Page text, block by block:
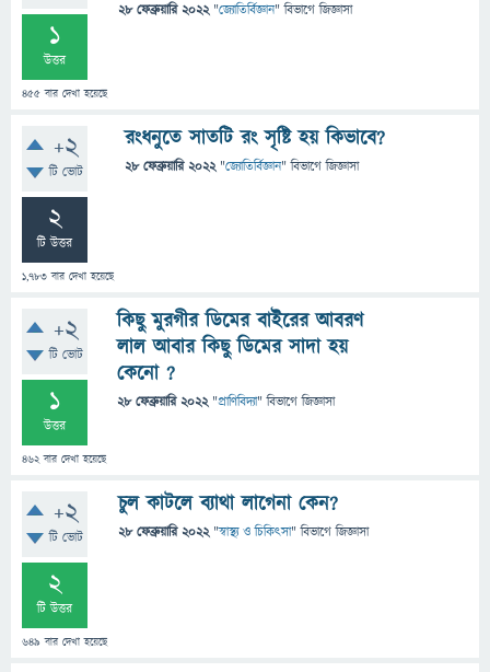
1
উত্তর
455 বার দেখা হয়েছে
28 ফেব্রুয়ারি 2022 "জ্যোতির্বিজ্ঞান" বিভাগে জিজ্ঞাসা
+2
টি ভোট
2
টি উত্তর
1,783 বার দেখা হয়েছে
রংধনুতে সাতটি রং সৃষ্টি হয় কিভাবে?
28 ফেব্রুয়ারি 2022 "জ্যোতির্বিজ্ঞান" বিভাগে জিজ্ঞাসা
+2
টি ভোট
1
উত্তর
462বার দেখা হয়েছে
কিছু মুরগীর ডিমের বাইরের আবরণ
লাল আবার কিছু ডিমের সাদা হয়
কেনো ?
28 ফেব্রুয়ারি 2022 "প্রাণিবিদ্যা" বিভাগে জিজ্ঞাসা
+2
টি ভোট
2
টি উত্তর
649 বার দেখা হয়েছে
চুল কাটলে ব্যাথা লাগেনা কেন?
28 ফেব্রুয়ারি 2022 "স্বাস্থ্য ও চিকিৎসা" বিভাগে জিজ্ঞাসা